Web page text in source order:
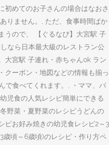
初めてのお子さんの場合はなおさ
りません。, ただ、食事時間ばか
うので、 【ぐるなび】大宮駅 子
なら日本最大級のレストラン公
大宮駅 子連れ・赤ちゃんok ラン
クーポン・地図などの情報も揃っ
で食べてくれます。, ・ママ、パ
児食の人気レシピ簡単にできる
野菜・夏野菜のレシピうどんの
ピお好み焼きの幼児食レシピ2～3
歳頃～6歳頃)のレシピ・作り方ペ